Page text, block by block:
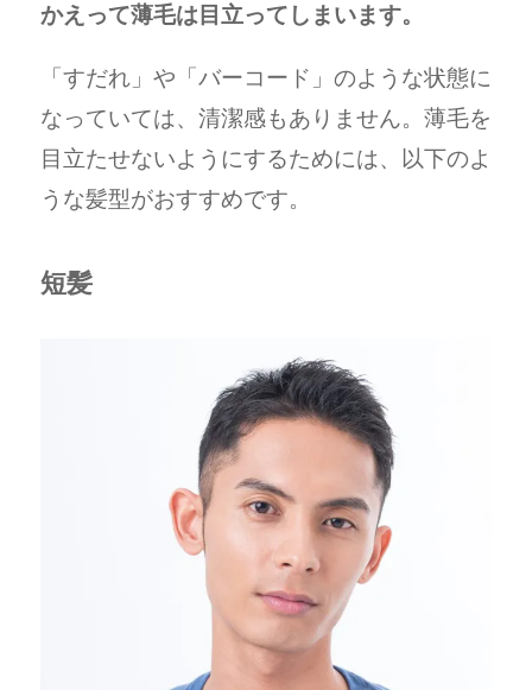
かえって薄毛は目立ってしまいます。
「すだれ」や「バーコード」のような状態に
なっていては、清潔感もありません。薄毛を
目立たせないようにするためには、以下のよ
うな髪型がおすすめです。
短髪